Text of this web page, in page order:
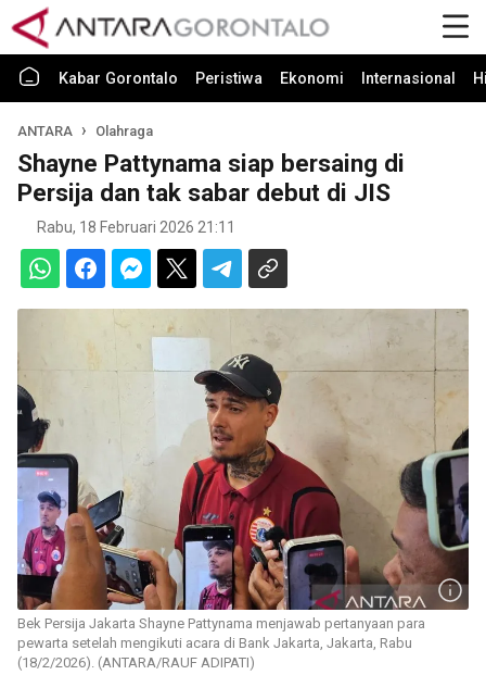
Kabar Gorontalo Peristiwa Ekonomi Internasional
ANTARA Olahraga
Shayne Pattynama siap bersaing di
Persija dan tak sabar debut di JIS
Rabu, 18 Februari 2026 21:11
Bek Persija Jakarta Shayne Pattynama menjawab pertanyaan para
pewarta setelah mengikuti acara di Bank Jakarta, Jakarta, Rabu
(18/2/2026). (ANTARA/RAUF ADIPATI)